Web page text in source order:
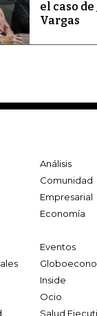
el caso
Vargas
Análisis
Comunidad
Empresarial
Economía
Eventos
Inside
Ocio
Salud